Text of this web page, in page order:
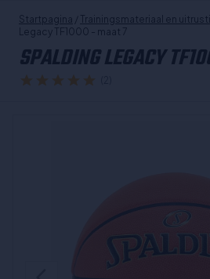
Startpagina / Trainingsmateriaal en
Legacy TF1000 - maat 7
SPALDING LEGACY